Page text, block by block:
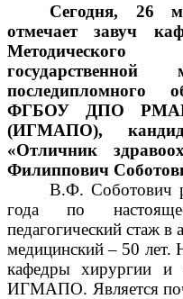
Сегодня, 26
отмечаетзавуч
государственной
последипломного
ФГБОУ ДПО
(ИГМАПО), к
«Отличник
Филиппович
В.Ф. Соботович
года по
педагогический стаж в
медицинский– 50 лет.
кафедры хирургии и
ИГМАПО. Является